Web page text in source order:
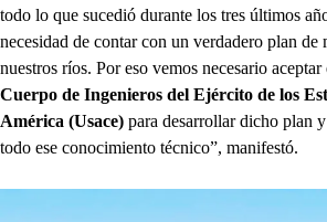
todo lo que sucedió durante los tres últimos
necesidad de contar con un verdadero plan de
nuestros ríos. Por eso vemos necesario
Cuerpo de Ingenieros del Ejército de los
América (Usace) para desarrollar dicho plan
todo ese conocimiento técnico”, manifestó.